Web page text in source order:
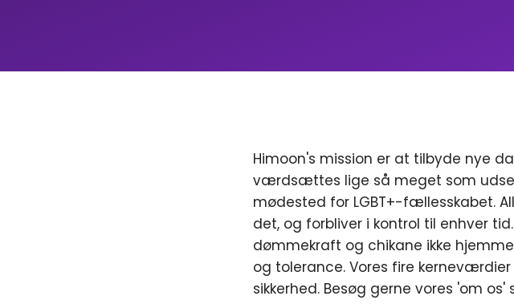
Himoon's mission er at tilbyde nye
værdsættes lige så meget som
mødested for LGBT+-fællesskabet.
det, og forbliver i kontrol til enhver
dømmekraft og chikane ikke
og tolerance. Vores fire
sikkerhed. Besøg gerne vores 'om